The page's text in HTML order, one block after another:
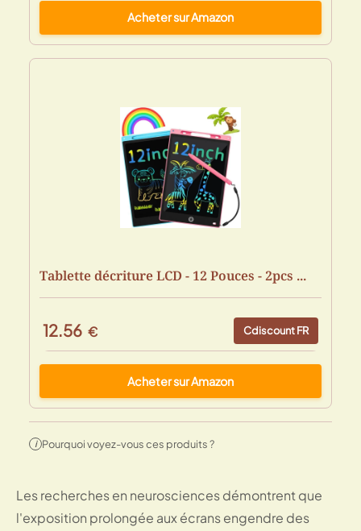
Acheter sur Amazon
Tablette décriture LCD - 12 Pouces - 2pcs ...
12.56 € Cdiscount FR
Acheter sur Amazon
i Pourquoi voyez-vous ces produits ?
Les recherches en neurosciences démontrent que
l'exposition prolongée aux écrans engendre des